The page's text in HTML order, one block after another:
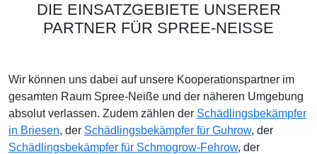
DIE EINSATZGEBIETE UNSERER
PARTNER FÜR SPREE-NEISSE
Wir können uns dabei auf unsere Kooperationspartner im
gesamten Raum Spree-Neiße und der näheren Umgebung
absolut verlassen. Zudem zählen der Schädlingsbekämpfer
in Briesen, der Schädlingsbekämpfer für Guhrow, der
Schädlingsbekämpfer für Schmogrow-Fehrow, der